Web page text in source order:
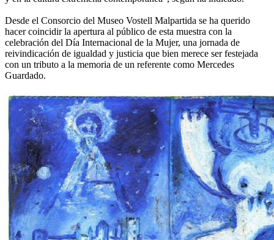
Desde el Consorcio del Museo Vostell Malpartida se ha querido
hacer coincidir la apertura al público de esta muestra con la
celebración del Día Internacional de la Mujer, una jornada de
reivindicación de igualdad y justicia que bien merece ser festejada
con un tributo a la memoria de un referente como Mercedes
Guardado.